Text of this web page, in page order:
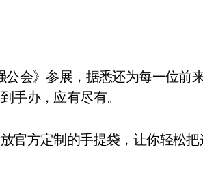
》参展，据悉还为每一位前来
手办，应有尽有。
方定制的手提袋，让你轻松把